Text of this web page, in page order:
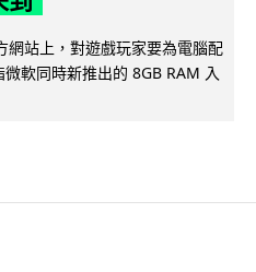
站上，對遊戲玩家要為電腦配
軟同時新推出的 8GB RAM 入